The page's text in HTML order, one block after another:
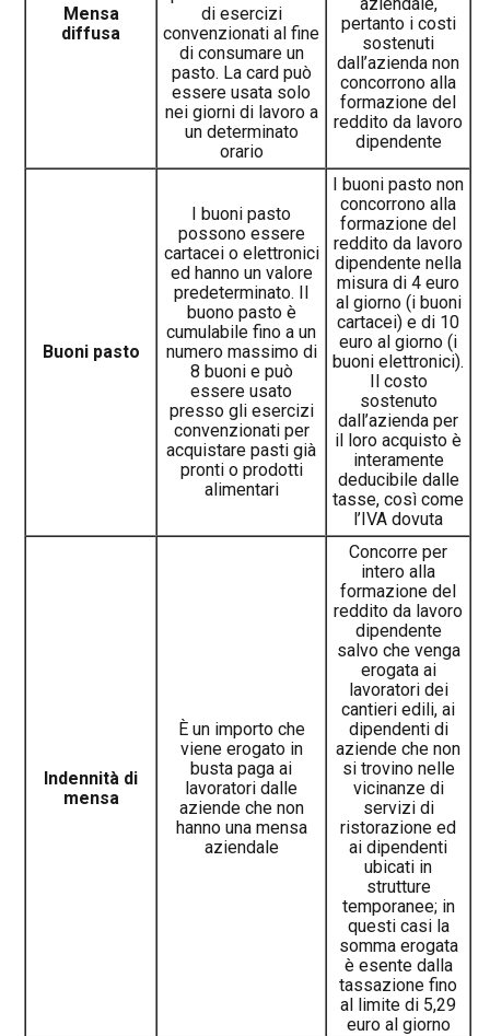
Mensa
diffusa
di esercizi
convenzionati al fine
di consumare un
pasto. La card può
essere usata solo
nei giorni di lavoro a
un determinato
orario
pertanto i costi
sostenuti
dall’azienda non
concorrono alla
formazione del
reddito da lavoro
dipendente
Buoni pasto
I buoni pasto
possono essere
cartacei o elettronici
ed hanno un valore
predeterminato. Il
buono pasto è
cumulabile fino a un
numero massimo di
8 buoni e può
essere usato
presso gli esercizi
convenzionati per
acquistare pasti già
pronti o prodotti
alimentari
I buoni pasto non
concorrono alla
formazione del
reddito da lavoro
dipendente nella
misura di 4 euro
al giorno (i buoni
cartacei) e di 10
euro al giorno (i
buoni elettronici).
Il costo
sostenuto
dall’azienda per
il loro acquisto è
interamente
deducibile dalle
tasse, così come
l’IVA dovuta
Indennità di
mensa
È un importo che
viene erogato in
busta paga ai
lavoratori dalle
aziende che non
hanno una mensa
aziendale
Concorre per
intero alla
formazione del
reddito da lavoro
dipendente
salvo che venga
erogata ai
lavoratori dei
cantieri edili, ai
dipendenti di
aziende che non
si trovino nelle
vicinanze di
servizi di
ristorazione ed
ai dipendenti
ubicati in
strutture
temporanee; in
questi casi la
somma erogata
è esente dalla
tassazione fino
al limite di 5,29
euro al giorno